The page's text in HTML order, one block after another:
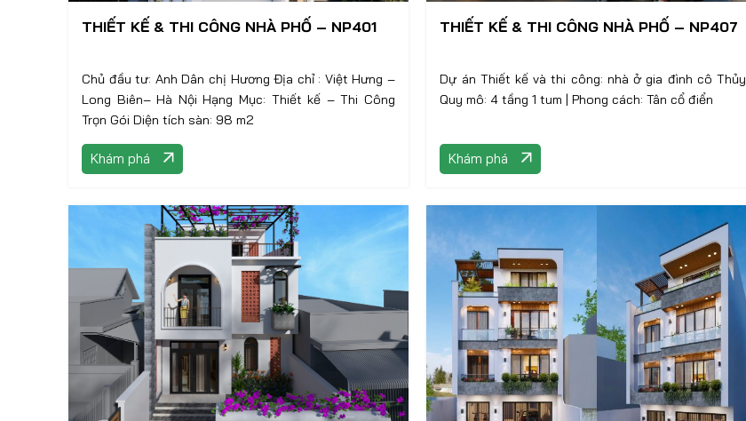
THIẾT KẾ & THI CÔNG NHÀ PHỐ – NP401
Chủ đầu tư: Anh Dân chị Hương Địa chỉ : Việt Hưng –
Long Biên– Hà Nội Hạng Mục: Thiết kế – Thi Công
Trọn Gói Diện tích sàn: 98 m2
Khám phá
THIẾT KẾ & THI CÔNG NHÀ PHỐ – NP407
Dự án Thiết kế và thi công: nhà ở gia đình cô Thủy |
Quy mô: 4 tầng 1 tum | Phong cách: Tân cổ điển
Khám phá